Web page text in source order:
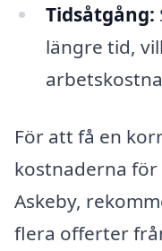
Tidsåtgång:
längre tid,
För att få en
kostnaderna
Askeby,
flera offerter